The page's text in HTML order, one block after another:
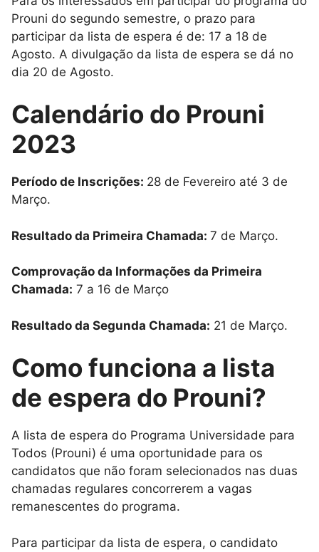
Prouni do segundo semestre, o prazo para
participar da lista de espera é de: 17 a 18 de
Agosto. A divulgação da lista de espera se dá no
dia 20 de Agosto.
Calendário do Prouni
2023
Período de Inscrições: 28 de Fevereiro até 3 de
Março.
Resultado da Primeira Chamada: 7 de Março.
Comprovação da Informações da Primeira
Chamada: 7 a 16 de Março
Resultado da Segunda Chamada: 21 de Março.
Como funciona a lista
de espera do Prouni?
A lista de espera do Programa Universidade para
Todos (Prouni) é uma oportunidade para os
candidatos que não foram selecionados nas duas
chamadas regulares concorrerem a vagas
remanescentes do programa.
Para participar da lista de espera, o candidato